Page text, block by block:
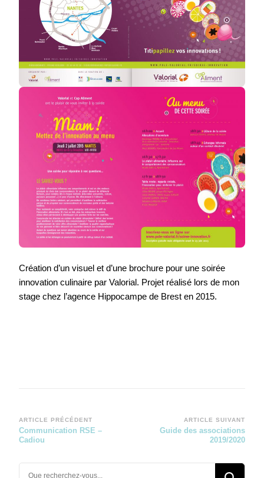
Création d’un visuel et d’une brochure pour une soirée
innovation culinaire par Valorial. Projet réalisé lors de mon
stage chez l’agence Hippocampe de Brest en 2015.
Navigation
d’article
ARTICLE PRÉCÉDENT
Communication RSE –
Cadiou
ARTICLE SUIVANT
Guide des associations
2019/2020